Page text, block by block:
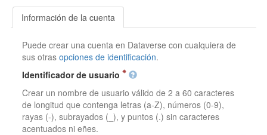
Información de la cuenta
Puede crear una cuenta en Dataverse con cualquiera de
sus otrasopciones de identificación.
Identificador de usuario
Crear un nombre de usuario válido de 2 a 60 caracteres
de longitud que contenga letras (a-Z), números (0-9),
rayas (-), subrayados (_), y puntos (.) sin caracteres
acentuados ni eñes.